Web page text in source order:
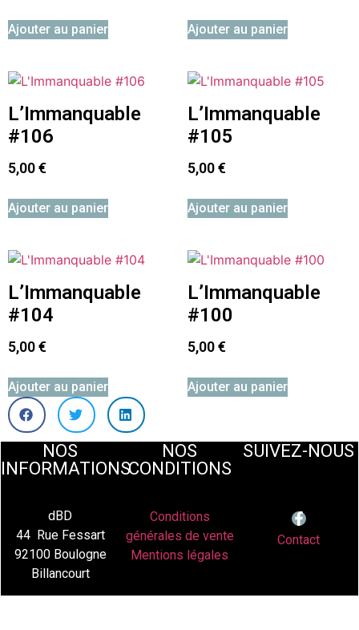
Ajouter au panier Ajouter au panier
L’Immanquable
#106
5,00€
Ajouter au panier
L’Immanquable
#105
5,00€
Ajouter au panier
L’Immanquable
#104
5,00€
Ajouter au panier
L’Immanquable
#100
5,00€
Ajouter au panier
NOS
INFORMATIONS
dBD
44 Rue Fessart
92100 Boulogne
Billancourt
NOS
CONDITIONS
Conditions
générales de vente
Mentions légales
SUIVEZ-NOUS
Contact